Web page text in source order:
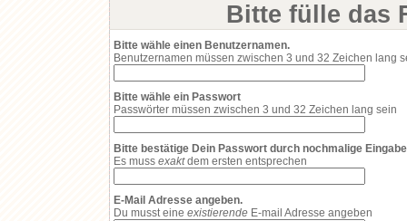
Bitte fülle das
Bitte wähle einen Benutzernamen.
Benutzernamen müssen zwischen 3 und 32 Zeichen lang
Bitte wähle ein Passwort
Passwörter müssen zwischen 3 und 32 Zeichen lang sein
Bitte bestätige Dein Passwort durch nochmalige Eingabe
Es muss exaktdem ersten entsprechen
E-Mail Adresse angeben.
Du musst eine existierende E-mail Adresse angeben